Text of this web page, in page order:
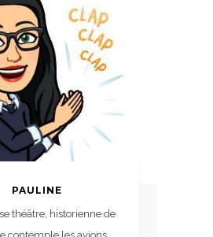
PAULINE
théâtre, historienne de